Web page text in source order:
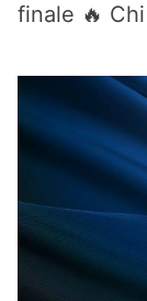
finale 🔥